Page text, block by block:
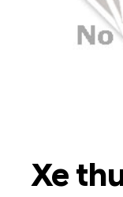
Xe